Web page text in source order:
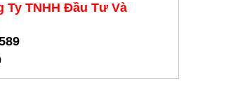
Ty TNHH Đầu Tư Và